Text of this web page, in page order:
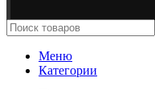
Меню
Категории